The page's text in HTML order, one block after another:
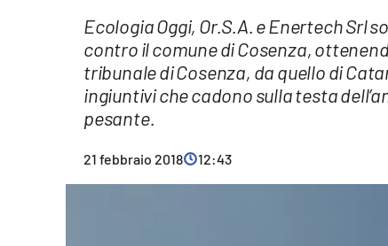
Ecologia Oggi, Or.S.A. e Enertech Srl
contro il comune di Cosenza,
tribunale di Cosenza, da quello di
ingiuntivi che cadono sulla testa
pesante.
21 febbraio 2018 12:43